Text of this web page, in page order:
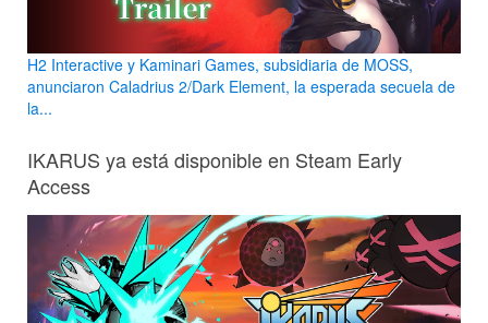
H2 Interactive y Kaminari Games, subsidiaria de MOSS,
anunciaron Caladrius 2/Dark Element, la esperada secuela de
la...
IKARUS ya está disponible en Steam Early
Access